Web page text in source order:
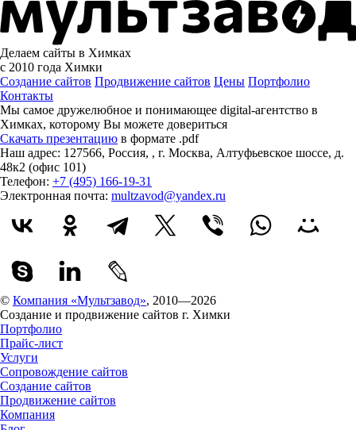
Делаем сайты в Химках
с 2010 года Химки
Создание сайтов Продвижение сайтов Цены Портфолио
Контакты
Мы самое дружелюбное и понимающее digital-агентство в
Химках, которому Вы можете довериться
Скачать презентацию в формате .pdf
Наш адрес: 127566, Россия, , г. Москва, Алтуфьевское шоссе, д.
48к2 (офис 101)
Телефон: +7 (495) 166-19-31
Электронная почта: multzavod@yandex.ru
© Компания «Мультзавод», 2010—2026
Создание и продвижение сайтов г. Химки
Портфолио
Прайс-лист
Услуги
Сопровождение сайтов
Создание сайтов
Продвижение сайтов
Компания